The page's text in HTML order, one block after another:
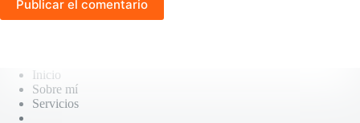
Publicar el comentario
Inicio
Sobre mí
Servicios